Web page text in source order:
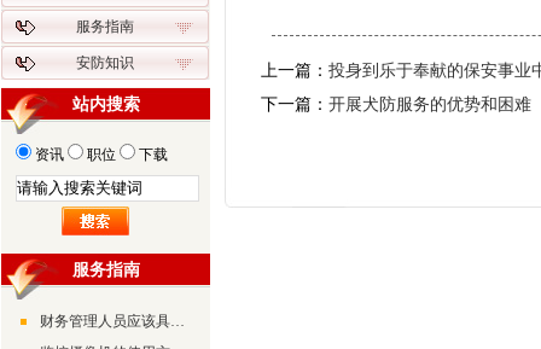
上一篇： 投身到乐于奉献的保安事业
下一篇： 开展犬防服务的优势和困难
服务指南
安防知识
站内搜索
资讯 职位 下载
服务指南
财务管理人员应该具备的素质和能力